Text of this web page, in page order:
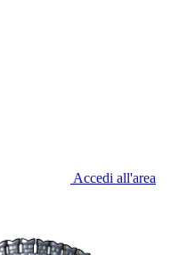
Accedi all'area